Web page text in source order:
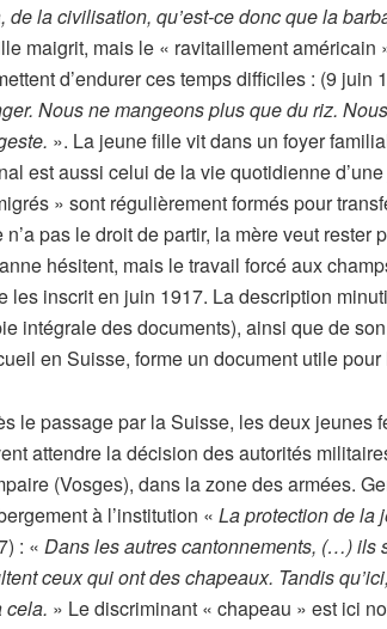
de la civilisation, qu’est-ce donc que la
maigrit, mais le « ravitaillement
d’endurer ces temps difficiles : (9 juin
Nous ne mangeons plus que du riz.
». La jeune fille vit dans un foyer
est aussi celui de la vie quotidienne
» sont régulièrement formés pour
n’a pas le droit de partir, la mère veut
hésitent, mais le travail forcé aux
les inscrit en juin 1917. La description
intégrale des documents), ainsi que de
en Suisse, forme un document utile
le passage par la Suisse, les deux jeunes
attendre la décision des autorités
(Vosges), dans la zone des armées.
à l’institution «La protection de la
: «Dans les autres cantonnements, (…) ils
ceux qui ont des chapeaux. Tandis
cela. » Le discriminant « chapeau » est ici